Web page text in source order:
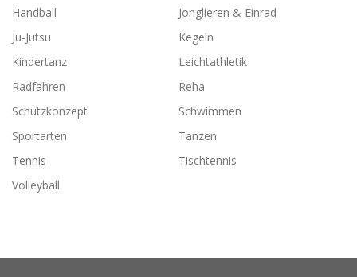
Handball
Jonglieren & Einrad
Ju-Jutsu
Kegeln
Kindertanz
Leichtathletik
Radfahren
Reha
Schutzkonzept
Schwimmen
Sportarten
Tanzen
Tennis
Tischtennis
Volleyball